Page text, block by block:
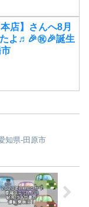
店】さんへ8月
よ♬🎉㊗🎉誕生
知県-田原市